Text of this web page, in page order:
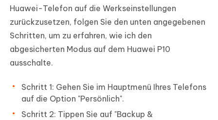
Huawei-Telefon auf die Werkseinstellungen
zurückzusetzen, folgen Sie den unten angegebenen
Schritten, um zu erfahren, wie ich den
abgesicherten Modus auf dem Huawei P10
ausschalte.
Schritt 1: Gehen Sie im Hauptmenü Ihres Telefons
auf die Option "Persönlich".
Schritt 2: Tippen Sie auf "Backup &